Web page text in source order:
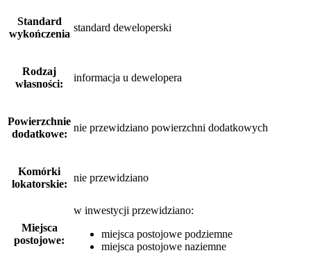
Standard
wykończenia
standard deweloperski
Rodzaj
własności:
informacja u dewelopera
Powierzchnie
dodatkowe:
nie przewidziano powierzchni dodatkowych
Komórki
lokatorskie:
nie przewidziano
Miejsca
postojowe:
w inwestycji przewidziano:
miejsca postojowe podziemne
miejsca postojowe naziemne